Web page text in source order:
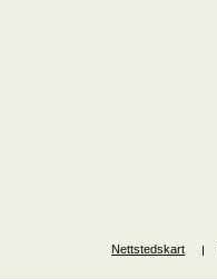
Nettstedskart